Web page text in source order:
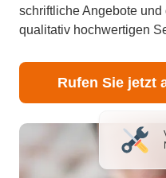
schriftliche Angebote
qualitativ hochwertigen
Rufen Sie jetzt